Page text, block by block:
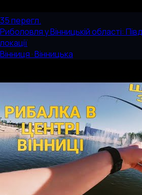
35перегл.
Риболовля у Вінницькій області:
локації
Вінниця · Вінницька